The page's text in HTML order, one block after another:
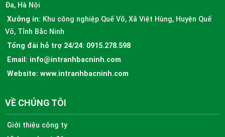
Đa, Hà Nội
Xưởng in: Khu công nghiệp Quế Võ, Xã Việt Hùng, Huyện Quế
Võ, Tỉnh Bắc Ninh
Tổng đài hỗ trợ 24/24: 0915.278.598
Email: info@intranhbacninh.com
Website: www.intranhbacninh.com
VỀ CHÚNG TÔI
Giới thiệu công ty